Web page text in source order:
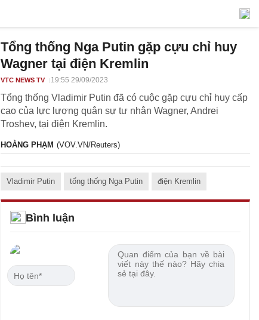
Tổng thống Nga Putin gặp cựu chỉ huy
Wagner tại điện Kremlin
VTC NEWS TV 19:55 29/09/2023
Tổng thống Vladimir Putin đã có cuộc gặp cựu chỉ huy cấp
cao của lực lượng quân sự tư nhân Wagner, Andrei
Troshev, tại điện Kremlin.
HOÀNG PHẠM (VOV.VN/Reuters)
Vladimir Putin tổng thống Nga Putin điện Kremlin
Bình luận